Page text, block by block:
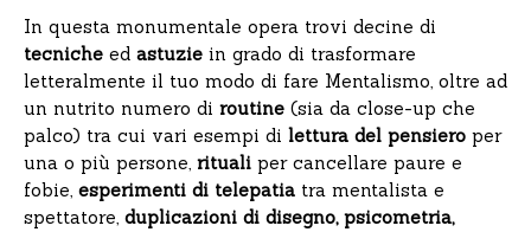
In questa monumentale opera trovi decine di
tecniche ed astuzie in grado di trasformare
letteralmente il tuo modo di fare Mentalismo, oltre ad
un nutrito numero di routine (sia da close-up che
palco) tra cui vari esempi di lettura del pensiero per
una o più persone, rituali per cancellare paure e
fobie, esperimenti di telepatia tra mentalista e
spettatore, duplicazioni di disegno, psicometria,